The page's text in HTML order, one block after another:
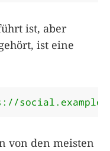
ist, aber
ist eine
social.example/
von den meisten